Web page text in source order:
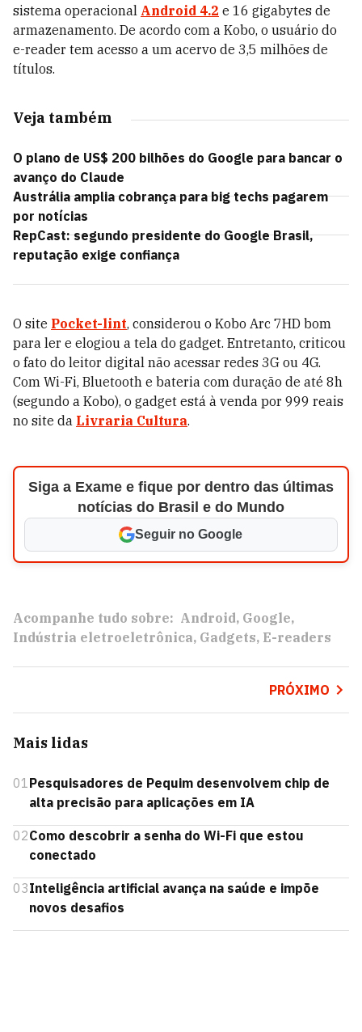
sistema operacional Android 4.2 e 16 gigabytes de
armazenamento. De acordo com a Kobo, o usuário do
e-reader tem acesso a um acervo de 3,5 milhões de
títulos.
Veja também
O plano de US$ 200 bilhões do Google para bancar o
avanço do Claude
Austrália amplia cobrança para big techs pagarem
por notícias
RepCast: segundo presidente do Google Brasil,
reputação exige confiança
O site Pocket-lint, considerou o Kobo Arc 7HD bom
para ler e elogiou a tela do gadget. Entretanto, criticou
o fato do leitor digital não acessar redes 3G ou 4G.
Com Wi-Fi, Bluetooth e bateria com duração de até 8h
(segundo a Kobo), o gadget está à venda por 999 reais
no site da Livraria Cultura.
Siga a Exame e fique por dentro das últimas
notícias do Brasil e do Mundo
Seguir no Google
Acompanhe tudo sobre: Android Google
Indústria eletroeletrônica Gadgets E-readers
PRÓXIMO
Mais lidas
01Pesquisadores de Pequim desenvolvem chip de
alta precisão para aplicações em IA
02Como descobrir a senha do Wi-Fi que estou
conectado
03Inteligência artificial avança na saúde e impõe
novos desafios